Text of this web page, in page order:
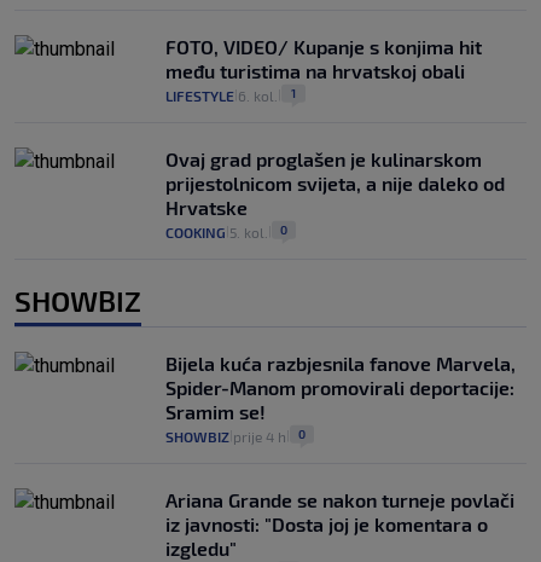
FOTO, VIDEO/ Kupanje s konjima hit
među turistima na hrvatskoj obali
LIFESTYLE 6. kol. 1
Ovaj grad proglašen je kulinarskom
prijestolnicom svijeta, a nije daleko od
Hrvatske
COOKING 5. kol. 0
SHOWBIZ
Bijela kuća razbjesnila fanove Marvela,
Spider-Manom promovirali deportacije:
Sramim se!
SHOWBIZ prije 4 h 0
Ariana Grande se nakon turneje povlači
iz javnosti: "Dosta joj je komentara o
izgledu"